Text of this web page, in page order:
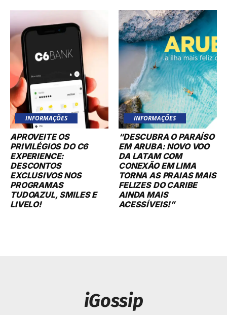
INFORMAÇÕES
APROVEITE OS
PRIVILÉGIOS DO C6
EXPERIENCE:
DESCONTOS
EXCLUSIVOS NOS
PROGRAMAS
TUDOAZUL, SMILES E
LIVELO!
INFORMAÇÕES
“DESCUBRA O PARAÍSO
EM ARUBA: NOVO VOO
DA LATAM COM
CONEXÃO EM LIMA
TORNA AS PRAIAS MAIS
FELIZES DO CARIBE
AINDA MAIS
ACESSÍVEIS!”
iGossip